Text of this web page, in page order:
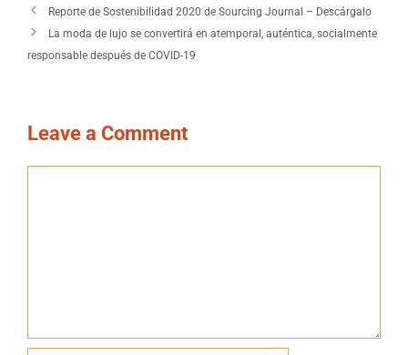
Reporte de Sostenibilidad 2020 de Sourcing Journal – Descárgalo
La moda de lujo se convertirá en atemporal, auténtica, socialmente
responsable después de COVID-19
Leave a Comment